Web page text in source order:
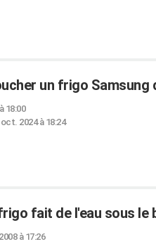
un frigo Samsung
18:00
oct. 2024 à 18:24
fait de l'eau sous le
à 17:26